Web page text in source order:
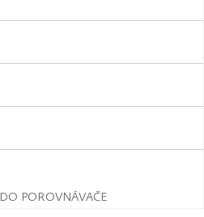
POROVNÁVAČE